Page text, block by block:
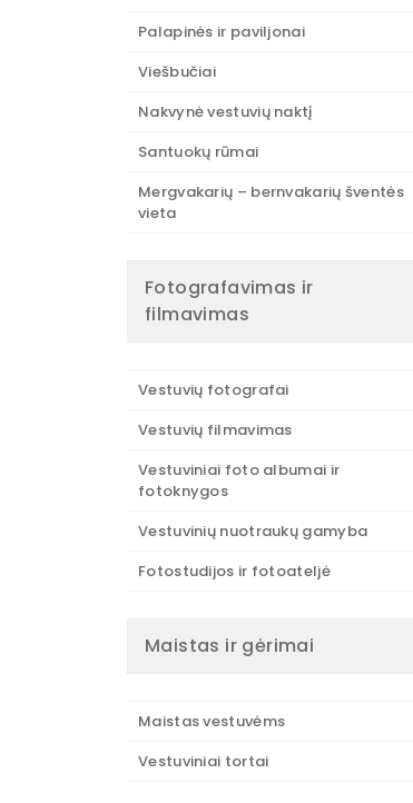
Palapinės ir paviljonai
Viešbučiai
Nakvynė vestuvių naktį
Santuokų rūmai
Mergvakarių – bernvakarių šventės
vieta
Fotografavimas ir
filmavimas
Vestuvių fotografai
Vestuvių filmavimas
Vestuviniai foto albumai ir
fotoknygos
Vestuvinių nuotraukų gamyba
Fotostudijos ir fotoateljė
Maistas ir gėrimai
Maistas vestuvėms
Vestuviniai tortai